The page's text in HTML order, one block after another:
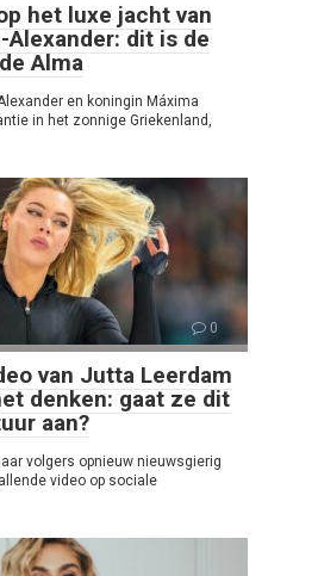
het luxe jacht van
Alexander: dit is de
Alma
en koningin Máxima
in het zonnige Griekenland,
0
van Jutta Leerdam
denken: gaat ze dit
aan?
volgers opnieuw nieuwsgierig
video op sociale